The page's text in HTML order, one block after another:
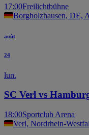
17:00Freilichtbühne
Borgholzhausen, DE,
août
24
lun.
SC Verl vs
18:00Sportclub Arena
Verl, Nordrhein-